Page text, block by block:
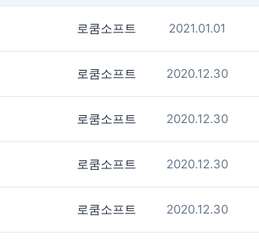
로쿰소프트 2021.01.01
로쿰소프트 2020.12.30
로쿰소프트 2020.12.30
로쿰소프트 2020.12.30
로쿰소프트 2020.12.30